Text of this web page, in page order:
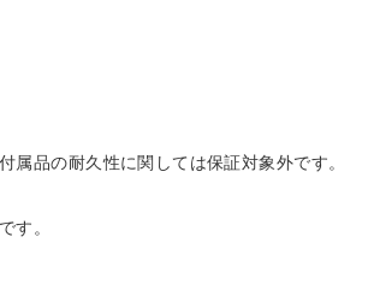
品の耐久性に関しては保証対象外です。
す。